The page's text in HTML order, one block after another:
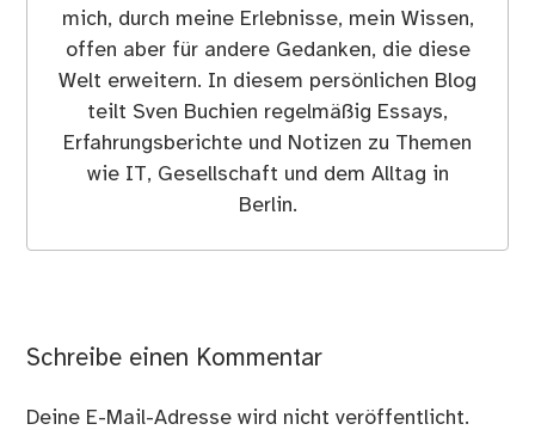
mich, durch meine Erlebnisse, mein Wissen,
offen aber für andere Gedanken, die diese
Welt erweitern. In diesem persönlichen Blog
teilt Sven Buchien regelmäßig Essays,
Erfahrungsberichte und Notizen zu Themen
wie IT, Gesellschaft und dem Alltag in
Berlin.
Schreibe einen Kommentar
Deine E-Mail-Adresse wird nicht veröffentlicht.